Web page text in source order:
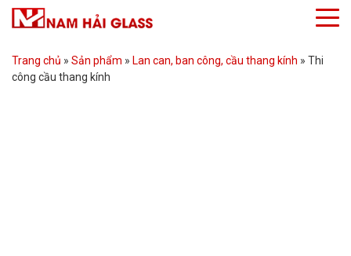
Trang chủ » Sản phẩm » Lan can, ban công, cầu thang kính » Thi
công cầu thang kính